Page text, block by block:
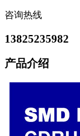
咨询热线
13825235982
产品介绍